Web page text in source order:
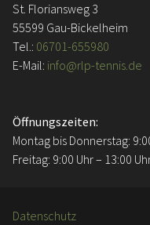
St. Floriansweg 3
55599 Gau-Bickelheim
Tel.: 06701-655980
E-Mail: info@rlp-tennis.de
Öffnungszeiten:
Montag bis Donnerstag:
Freitag: 9:00 Uhr – 13:00
Datenschutz